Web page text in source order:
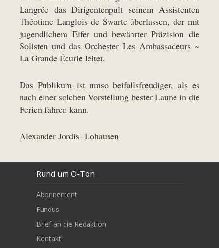
Langrée das Dirigentenpult seinem Assistenten
Théotime Langlois de Swarte überlassen, der mit
jugendlichem Eifer und bewährter Präzision die
Solisten und das Orchester Les Ambassadeurs ~
La Grande Écurie leitet.
Das Publikum ist umso beifallsfreudiger, als es
nach einer solchen Vorstellung bester Laune in die
Ferien fahren kann.
Alexander Jordis- Lohausen
Rund um O-Ton
Abonnement
Fundus
Brief an die Redaktion
Kontakt